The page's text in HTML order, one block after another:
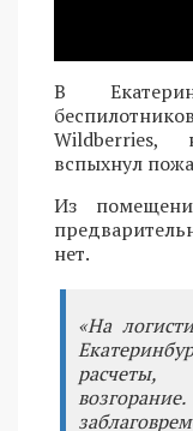
В
Wildberries,
вспыхнул
Из
нет.
«На